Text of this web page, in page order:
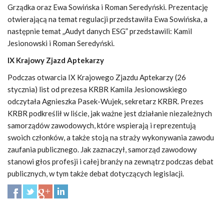
Grządka oraz Ewa Sowińska i Roman Seredyński. Prezentację
otwierającą na temat regulacji przedstawiła Ewa Sowińska, a
następnie temat „Audyt danych ESG” przedstawili: Kamil
Jesionowski i Roman Seredyński.
IX Krajowy Zjazd Aptekarzy
Podczas otwarcia IX Krajowego Zjazdu Aptekarzy (26
stycznia) list od prezesa KRBR Kamila Jesionowskiego
odczytała Agnieszka Pasek-Wujek, sekretarz KRBR. Prezes
KRBR podkreślił w liście, jak ważne jest działanie niezależnych
samorządów zawodowych, które wspierają i reprezentują
swoich członków, a także stoją na straży wykonywania zawodu
zaufania publicznego. Jak zaznaczył, samorząd zawodowy
stanowi głos profesji i całej branży na zewnątrz podczas debat
publicznych, w tym także debat dotyczących legislacji.